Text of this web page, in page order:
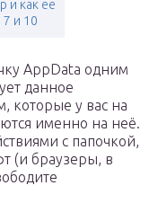
и как ее
и 10
AppData одним
данное
которые у вас на
именно на неё.
с папочкой,
(и браузеры, в